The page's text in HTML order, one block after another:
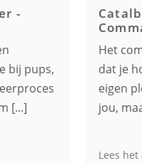
-
bij pups,
[...]
Het
dat je
eigen
jou,
Lees